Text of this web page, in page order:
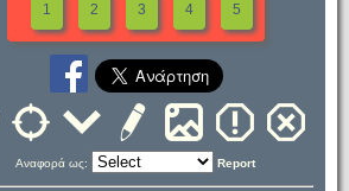
1 2 3 4 5
Αναφορά ως: Report